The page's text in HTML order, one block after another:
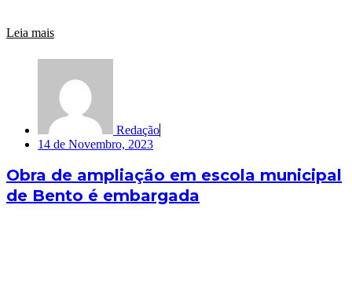
Leia mais
Redação
14 de Novembro, 2023
Obra de ampliação em escola municipal
de Bento é embargada